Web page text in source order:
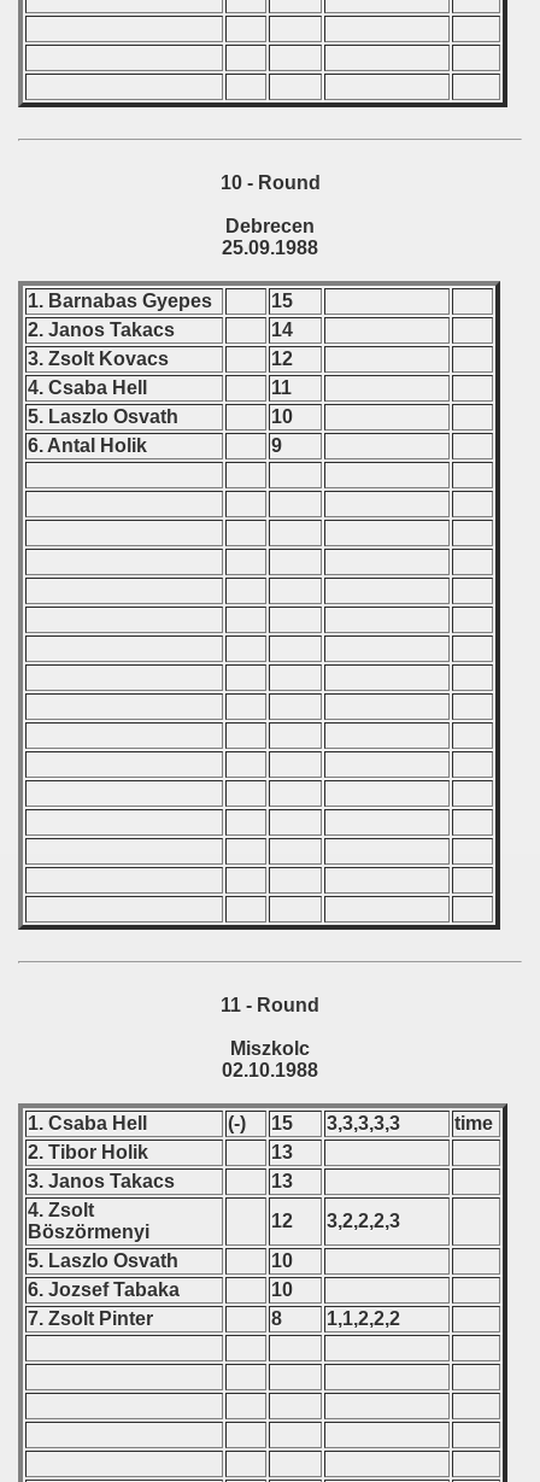
10 - Round
Debrecen
25.09.1988
1. Barnabas Gyepes
15
2. Janos Takacs
14
3. Zsolt Kovacs
12
4. Csaba Hell
11
5. Laszlo Osvath
10
6. Antal Holik
9
11 - Round
Miszkolc
02.10.1988
1. Csaba Hell (-) 15 3,3,3,3,3
time
2. Tibor Holik
13
3. Janos Takacs
13
4. Zsolt
Böszörmenyi
12
3,2,2,2,3
5. Laszlo Osvath
10
6. Jozsef Tabaka
10
7. Zsolt Pinter
8 1,1,2,2,2